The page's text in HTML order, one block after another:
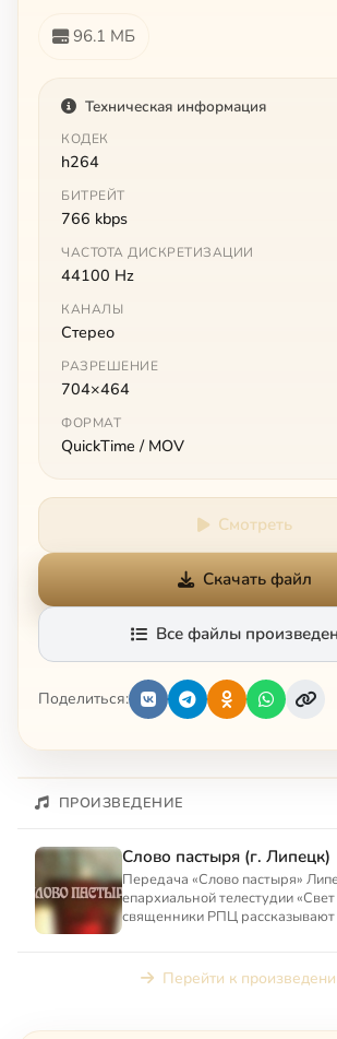
96.1 МБ
Техническая информация
КОДЕК
h264
БИТРЕЙТ
766 kbps
ЧАСТОТА ДИСКРЕТИЗАЦИИ
44100 Hz
КАНАЛЫ
Стерео
РАЗРЕШЕНИЕ
704×464
ФОРМАТ
QuickTime / MOV
Смотреть
Скачать файл
Все файлы
Поделиться:
ПРОИЗВЕДЕНИЕ
Слово пастыря (г. Липецк)
Передача «Слово пастыря»
епархиальной телестудии
священники РПЦ
Перейти к